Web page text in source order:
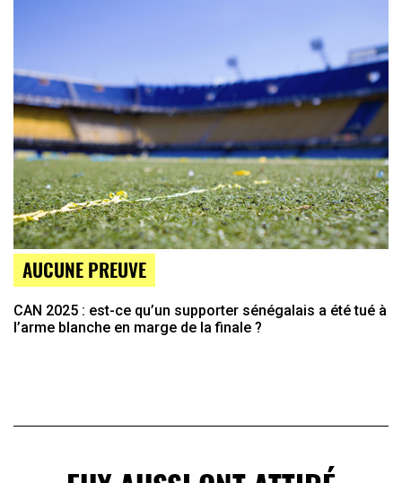
AUCUNE PREUVE
CAN 2025 : est-ce qu’un supporter sénégalais a été tué à
l’arme blanche en marge de la finale ?